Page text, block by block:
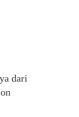
dari